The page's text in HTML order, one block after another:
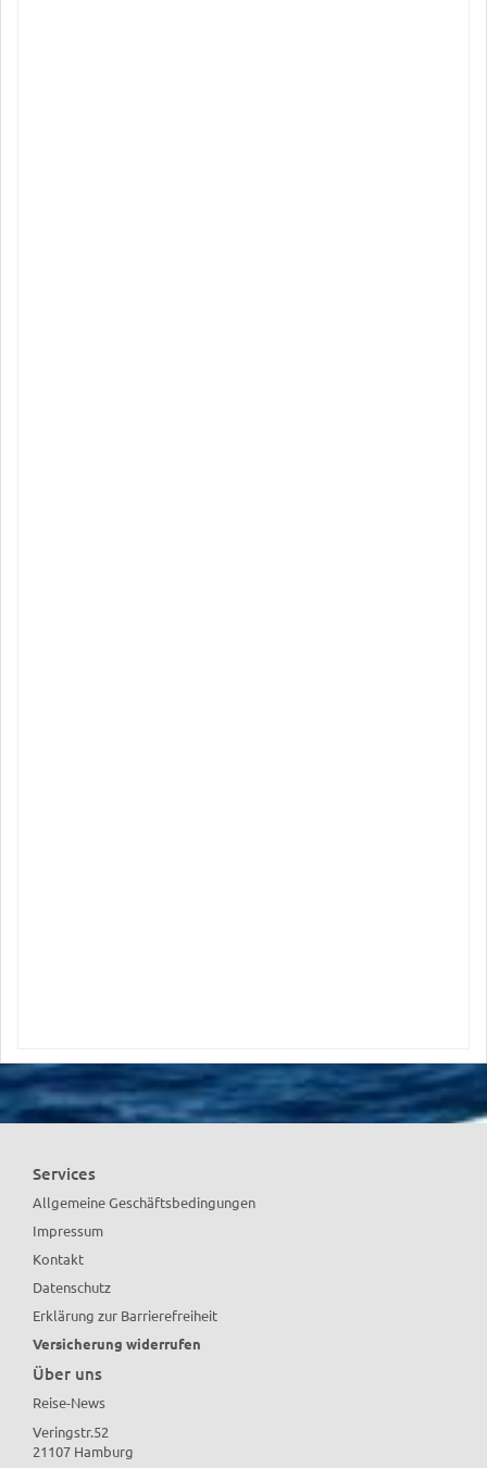
Services
Allgemeine Geschäftsbedingungen
Impressum
Kontakt
Datenschutz
Erklärung zur Barrierefreiheit
Versicherung widerrufen
Über uns
Reise-News
Veringstr.52
21107 Hamburg